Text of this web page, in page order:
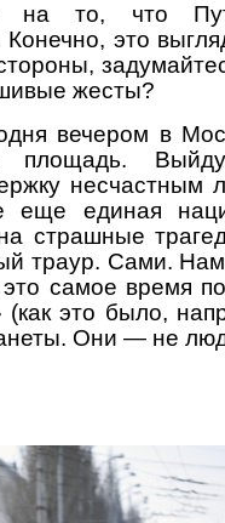
на то, что
это
жесты?
вечером в
площадь.
несчастным
еще единая
на страшные
траур. Сами. Нам
самое время по
(как это было,
Они — не